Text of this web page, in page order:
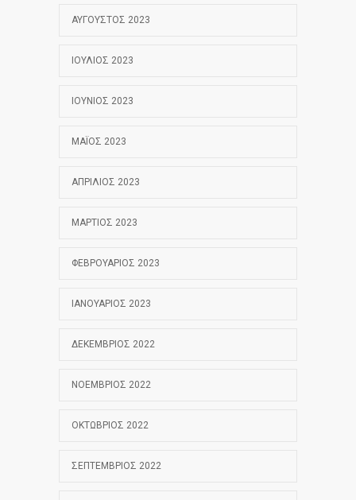
ΑΎΓΟΥΣΤΟΣ 2023
ΙΟΎΛΙΟΣ 2023
ΙΟΎΝΙΟΣ 2023
ΜΆΙΟΣ 2023
ΑΠΡΊΛΙΟΣ 2023
ΜΆΡΤΙΟΣ 2023
ΦΕΒΡΟΥΆΡΙΟΣ 2023
ΙΑΝΟΥΆΡΙΟΣ 2023
ΔΕΚΈΜΒΡΙΟΣ 2022
ΝΟΈΜΒΡΙΟΣ 2022
ΟΚΤΏΒΡΙΟΣ 2022
ΣΕΠΤΈΜΒΡΙΟΣ 2022